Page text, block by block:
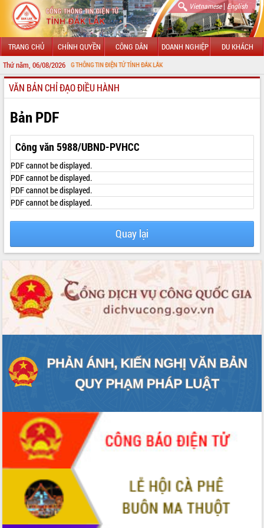
Vietnamese| English
TRANG CHỦ CHÍNH QUYỀN CÔNG DÂN DOANH NGHIỆP DU KHÁCH
Thứ năm, 06/08/2026
ĐẾN VỚI CỔNG THÔNG TIN ĐIỆN TỬ TỈNH ĐẮK LẮK
GIỚI THIỆU
LÃNH ĐẠO UBND TỈNH
TIN TỨC SỰ KIỆN
SỞ, BAN, NGÀNH
UBND CÁC XÃ, PHƯỜNG
THÔNG TIN CHỈ ĐẠO ĐIỀU HÀNH
VĂN BẢN HĐND TỈNH
ĐIỂM TIN VĂN BẢN
QUY HOẠCH - KẾ HOẠCH
VĂN BẢN CHỈ ĐẠO ĐIỀU HÀNH
Bản PDF
Công văn 5988/UBND-PVHCC
PDF cannot be displayed.
PDF cannot be displayed.
PDF cannot be displayed.
PDF cannot be displayed.
Quay lại